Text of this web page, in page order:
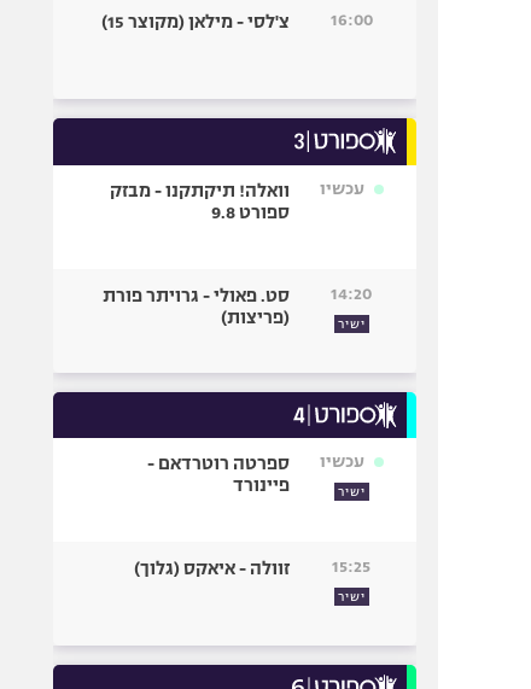
16:00 צ'לסי - מילאן (מקוצר 15)
עכשיו
וואלה! תיקתקנו - מבזק
ספורט 9.8
14:20
ישיר
סט. פאולי - גרויתר פורת
(פריצות)
עכשיו
ישיר
ספרטה רוטרדאם -
פיינורד
15:25
ישיר
זוולה - איאקס (גלוך)